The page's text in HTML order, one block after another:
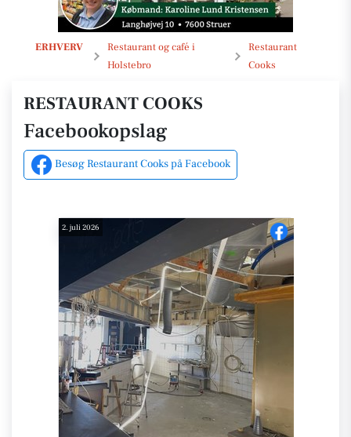
ERHVERV
Restaurant og café i
Holstebro
Restaurant
Cooks
Opslag
RESTAURANT COOKS
Facebookopslag
Besøg Restaurant Cooks på Facebook
2. juli 2026